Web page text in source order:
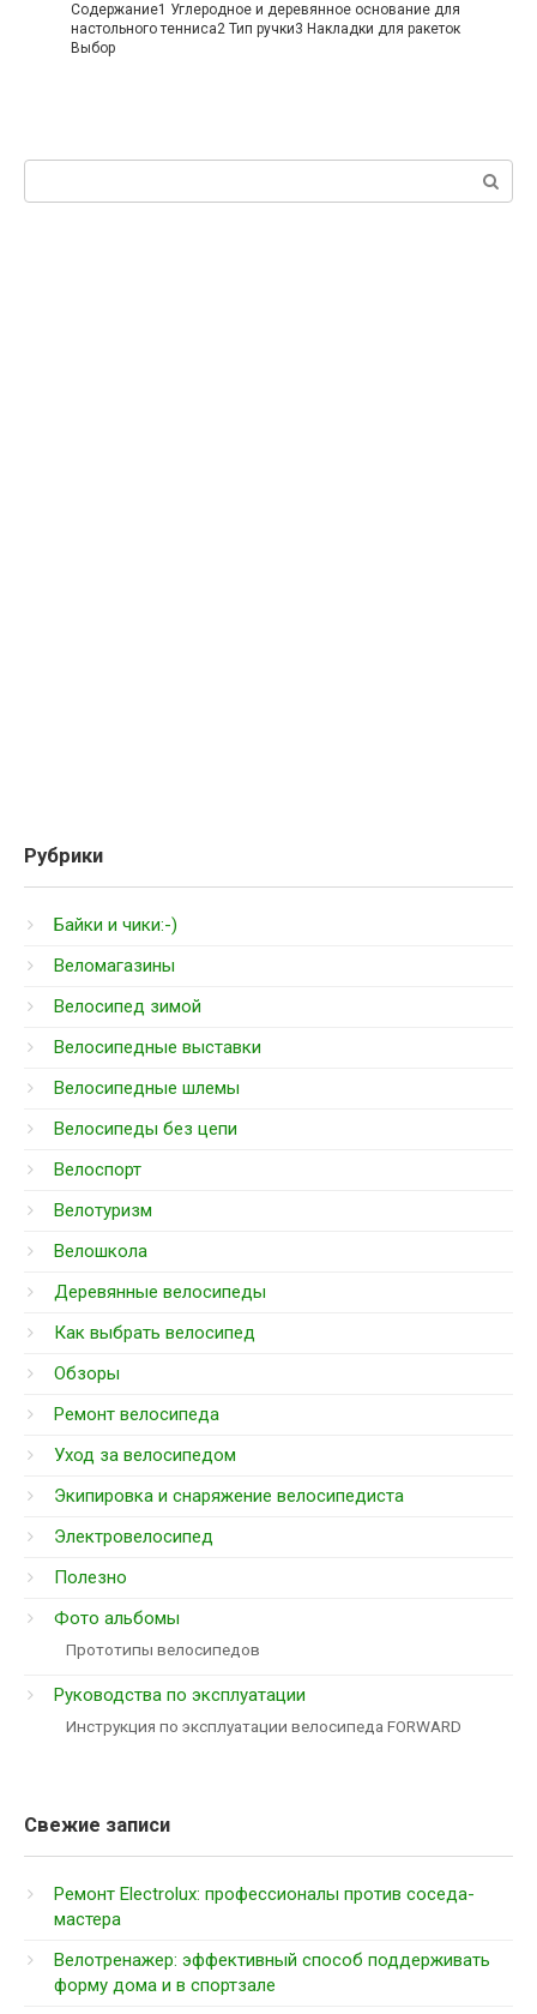
Содержание1 Углеродное и деревянное основание для
настольного тенниса2 Тип ручки3 Накладки для ракеток
Выбор
Рубрики
Байки и чики:-)
Веломагазины
Велосипед зимой
Велосипедные выставки
Велосипедные шлемы
Велосипеды без цепи
Велоспорт
Велотуризм
Велошкола
Деревянные велосипеды
Как выбрать велосипед
Обзоры
Ремонт велосипеда
Уход за велосипедом
Экипировка и снаряжение велосипедиста
Электровелосипед
Полезно
Фото альбомы
Прототипы велосипедов
Руководства по эксплуатации
Инструкция по эксплуатации велосипеда FORWARD
Свежие записи
Ремонт Electrolux: профессионалы против соседа-
мастера
Велотренажер: эффективный способ поддерживать
форму дома и в спортзале